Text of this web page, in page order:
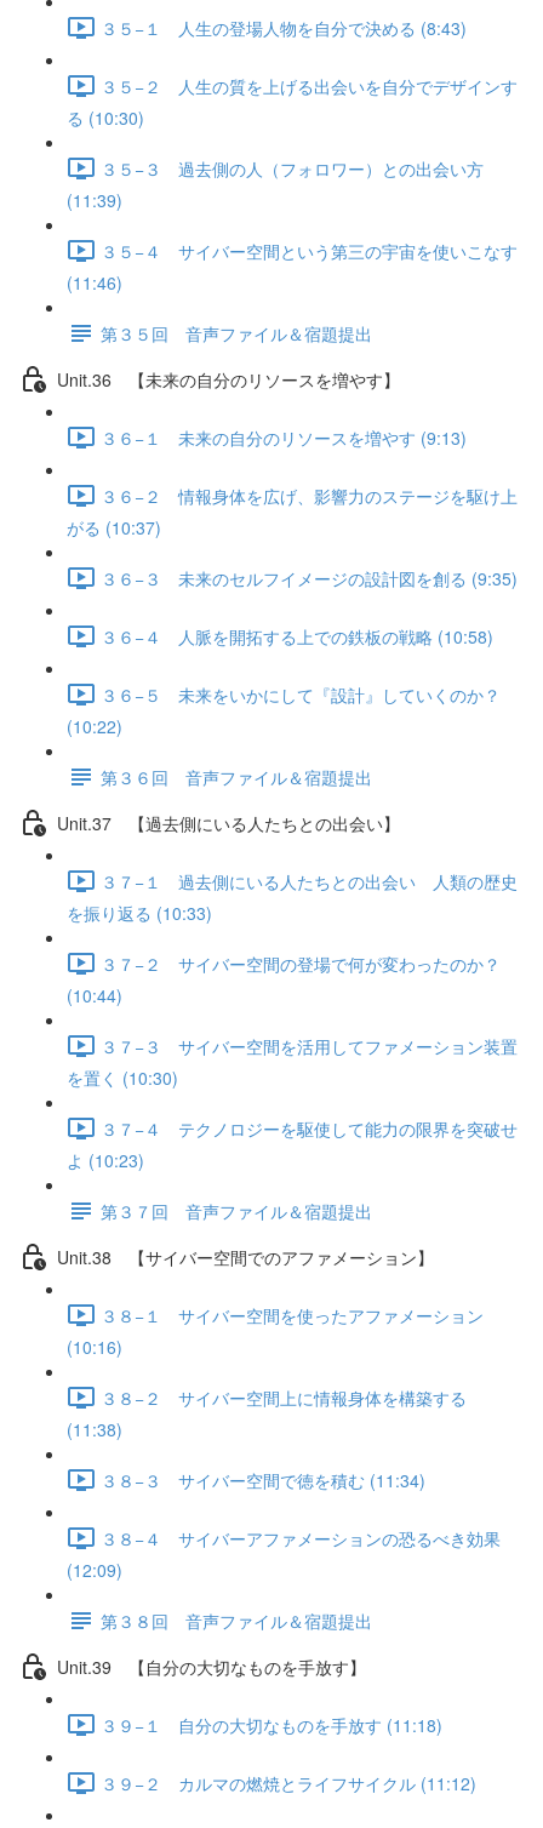
３５−１ 人生の登場人物を自分で決める (8:43)
３５−２ 人生の質を上げる出会いを自分でデザインす
る (10:30)
３５−３ 過去側の人（フォロワー）との出会い方
(11:39)
３５−４ サイバー空間という第三の宇宙を使いこなす
(11:46)
第３５回 音声ファイル＆宿題提出
Unit.36 【未来の自分のリソースを増やす】
３６−１ 未来の自分のリソースを増やす (9:13)
３６−２ 情報身体を広げ、影響力のステージを駆け上
がる (10:37)
３６−３ 未来のセルフイメージの設計図を創る (9:35)
３６−４ 人脈を開拓する上での鉄板の戦略 (10:58)
３６−５ 未来をいかにして『設計』していくのか？
(10:22)
第３６回 音声ファイル＆宿題提出
Unit.37 【過去側にいる人たちとの出会い】
３７−１ 過去側にいる人たちとの出会い 人類の歴史
を振り返る (10:33)
３７−２ サイバー空間の登場で何が変わったのか？
(10:44)
３７−３ サイバー空間を活用してファメーション装置
を置く (10:30)
３７−４ テクノロジーを駆使して能力の限界を突破せ
よ (10:23)
第３７回 音声ファイル＆宿題提出
Unit.38 【サイバー空間でのアファメーション】
３８−１ サイバー空間を使ったアファメーション
(10:16)
３８−２ サイバー空間上に情報身体を構築する
(11:38)
３８−３ サイバー空間で徳を積む (11:34)
３８−４ サイバーアファメーションの恐るべき効果
(12:09)
第３８回 音声ファイル＆宿題提出
Unit.39 【自分の大切なものを手放す】
３９−１ 自分の大切なものを手放す (11:18)
３９−２ カルマの燃焼とライフサイクル (11:12)